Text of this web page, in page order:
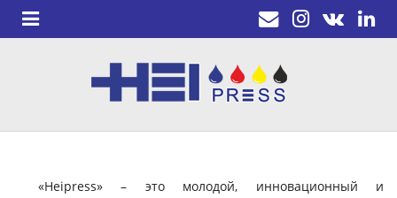
«Heipress» – это молодой, инновационный и